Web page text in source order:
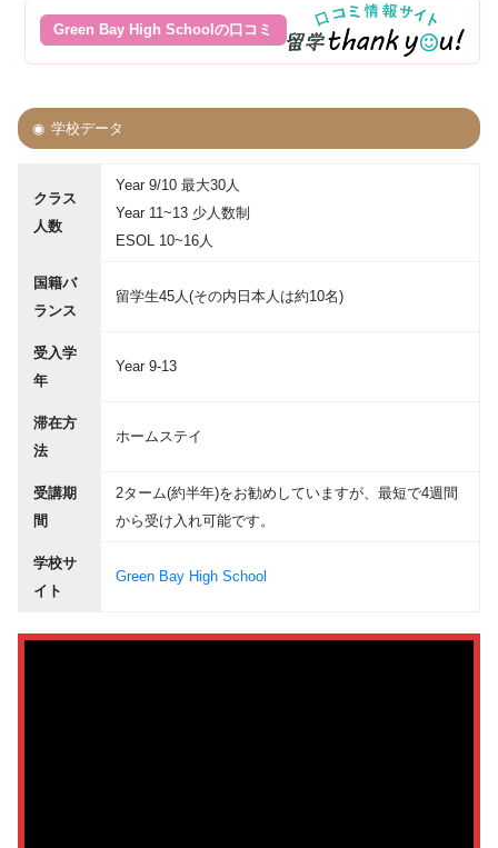
Green Bay High Schoolの口コミ
学校データ
クラス
人数
Year 9/10 最大30人
Year 11~13 少人数制
ESOL 10~16人
国籍バ
ランス
留学生45人(その内日本人は約10名)
受入学
年
Year 9-13
滞在方
法
ホームステイ
受講期
間
2ターム(約半年)をお勧めしていますが、最短で4週間
から受け入れ可能です。
学校サ
イト
Green Bay High School